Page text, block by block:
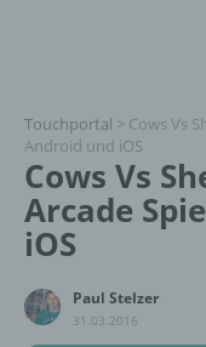
Touchportal > Cows Vs
Android und iOS
Cows Vs
Arcade
iOS
Paul Stelzer
31.03.2016